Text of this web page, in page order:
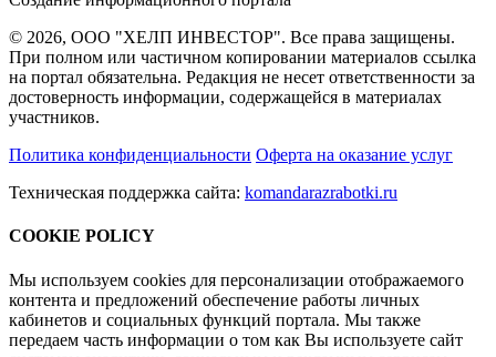
© 2026, ООО "ХЕЛП ИНВЕСТОР". Все права защищены.
При полном или частичном копировании материалов ссылка
на портал обязательна. Редакция не несет ответственности за
достоверность информации, содержащейся в материалах
участников.
Политика конфиденциальности Оферта на оказание услуг
Техническая поддержка сайта: komandarazrabotki.ru
COOKIE POLICY
Мы используем cookies для персонализации отображаемого
контента и предложений обеспечение работы личных
кабинетов и социальных функций портала. Мы также
передаем часть информации о том как Вы используете сайт